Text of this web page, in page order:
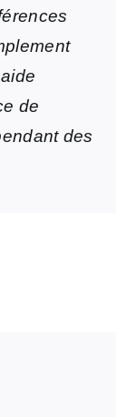
de
des